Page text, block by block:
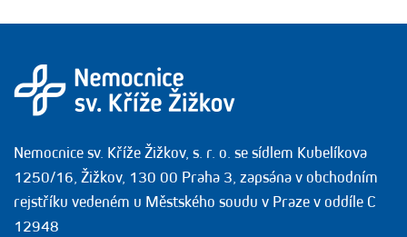
Nemocnice sv. Kříže Žižkov, s. r. o. se sídlem Kubelíkova
1250/16, Žižkov, 130 00 Praha 3, zapsána v obchodním
rejstříku vedeném u Městského soudu v Praze v oddíle C
12948